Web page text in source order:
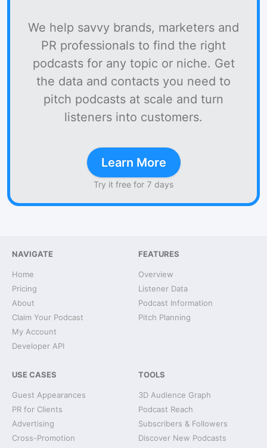
We help savvy brands, marketers and
PR professionals to find the right
podcasts for any topic or niche. Get
the data and contacts you need to
pitch podcasts at scale and turn
listeners into customers.
Learn More
Try it free for 7 days
NAVIGATE
Home
Pricing
About
Claim Your Podcast
My Account
Developer API
FEATURES
Overview
Listener Data
Podcast Information
Pitch Planning
USE CASES
Guest Appearances
PR for Clients
Advertising
Cross-Promotion
TOOLS
3D Audience Graph
Podcast Reach
Subscribers & Followers
Discover New Podcasts